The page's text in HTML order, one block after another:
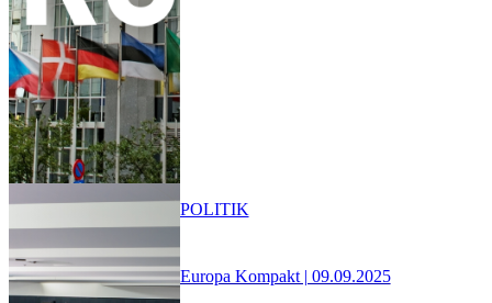
Europa Kompakt | 09.09.2025
POLITIK